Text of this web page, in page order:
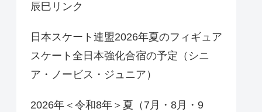
辰巳リンク
日本スケート連盟2026年夏のフィギュア
スケート全日本強化合宿の予定（シニ
ア・ノービス・ジュニア）
2026年＜令和8年＞夏（7月・8月・9